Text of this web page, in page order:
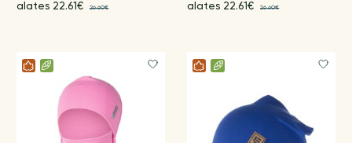
alates 22.61€ 26.60€ alates 22.61€ 26.60€